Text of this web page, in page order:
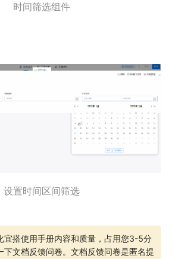
时间筛选组件
设置时间区间筛选
宜搭使用手册内容和质量，占用您3-5分
下文档反馈问卷。文档反馈问卷是匿名提